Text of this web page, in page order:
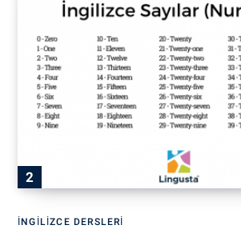
İNGILIZCE DERSLERI